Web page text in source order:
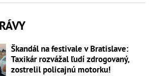
Škandál na festivale v Bratislave:
Taxikár rozvážal ľudí zdrogovaný,
zostrelil policajnú motorku!